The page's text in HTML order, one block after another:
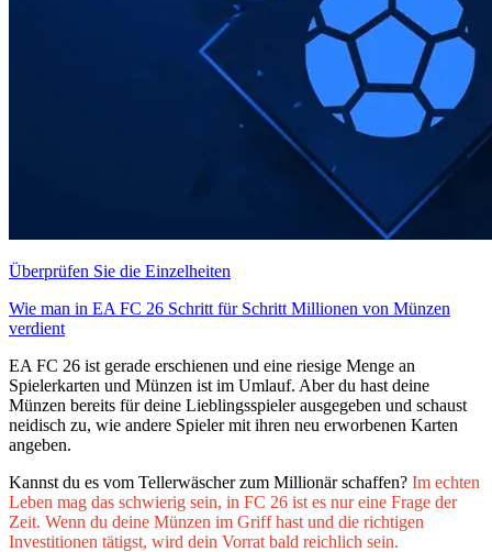
Überprüfen Sie die Einzelheiten
Wie man in EA FC 26 Schritt für Schritt Millionen von Münzen
verdient
EA FC 26 ist gerade erschienen und eine riesige Menge an
Spielerkarten und Münzen ist im Umlauf. Aber du hast deine
Münzen bereits für deine Lieblingsspieler ausgegeben und schaust
neidisch zu, wie andere Spieler mit ihren neu erworbenen Karten
angeben.
Kannst du es vom Tellerwäscher zum Millionär schaffen? Im echten
Leben mag das schwierig sein, in FC 26 ist es nur eine Frage der
Zeit. Wenn du deine Münzen im Griff hast und die richtigen
Investitionen tätigst, wird dein Vorrat bald reichlich sein.